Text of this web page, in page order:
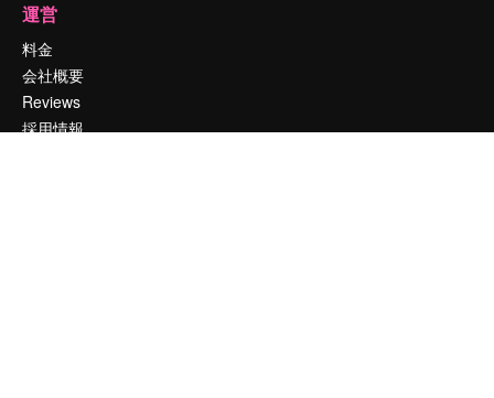
運営
料金
会社概要
Reviews
採用情報